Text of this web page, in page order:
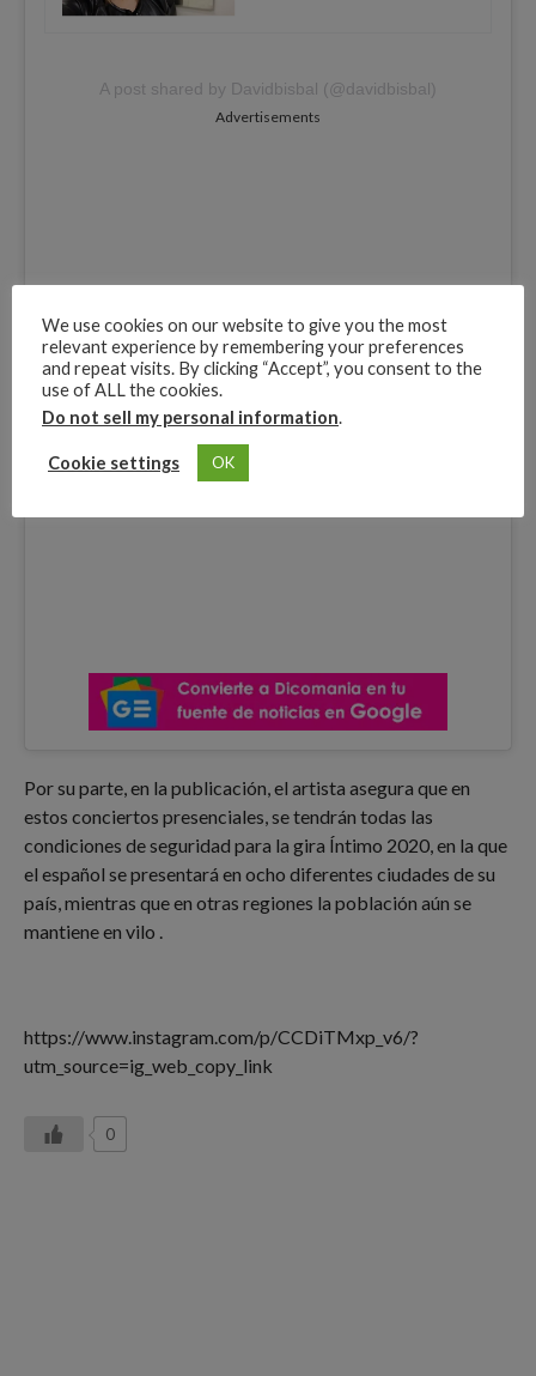
A post shared by Davidbisbal (@davidbisbal)
Advertisements
Por su parte, en la publicación, el artista asegura que en
estos conciertos presenciales, se tendrán todas las
condiciones de seguridad para la gira Íntimo 2020, en la que
el español se presentará en ocho diferentes ciudades de su
país, mientras que en otras regiones la población aún se
mantiene en vilo .
https://www.instagram.com/p/CCDiTMxp_v6/?
utm_source=ig_web_copy_link
0
We use cookies on our website to give you the most
relevant experience by remembering your preferences
and repeat visits. By clicking “Accept”, you consent to the
use of ALL the cookies.
Do not sell my personal information.
Cookie settings OK